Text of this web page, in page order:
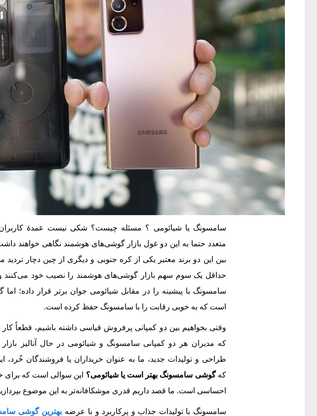
سامسونگ یا شیائومی ؟ مسئله چیست؟ شکی نیست عمدۀ کاربران
متعدد حتما به این دو غول بازار گوشی‌های هوشمند نگاهی خواهند
بین این دو برند معتبر یکی از کره جنوبی و دیگری از چین دچار
حداقل یک سوم سهم بازار گوشی‌های هوشمند را نصیب خود می‌کنند
سامسونگ با پیشینه را در مقابل شیائومی جوان برتر قرار داده؛
است که به خوبی رقابت را با سامسونگ حفظ کرده است.
وقتی بخواهیم بین دو کمپانی پرفروش قیاسی داشته باشیم، قطعاً
که مدیران هر دو کمپانی سامسونگ و شیائومی در حال آنالیز
طراحی و تولیدات جدید،‌ ما به عنوان خریداران یا فروشندگان
کهگوشی سامسونگ بهتر است یا شیائومی؟ این سوالی است که برای
احساسی است. ما قصد داریم قدری موشکافانه‌تر به این موضوع
سامسونگ با تولیدات جذاب و پرکاربرد و با عرضه بهترین گوشی